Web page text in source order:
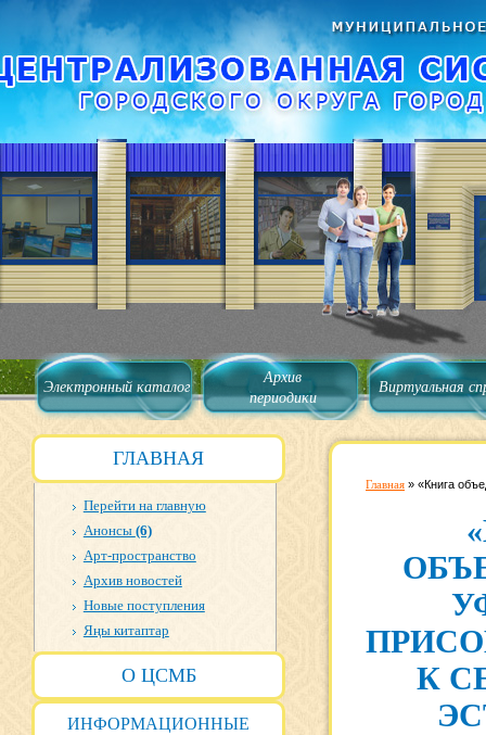
Электронный каталог
Архив
периодики
Виртуальная
ГЛАВНАЯ
Перейти на главную
Анонсы (6)
Арт-пространство
Архив новостей
Новые поступления
Яңы китаптар
О ЦСМБ
ИНФОРМАЦИОННЫЕ
Главная » «Книга
К